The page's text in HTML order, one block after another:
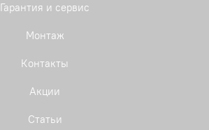
Гарантия и сервис
Монтаж
Контакты
Акции
Статьи